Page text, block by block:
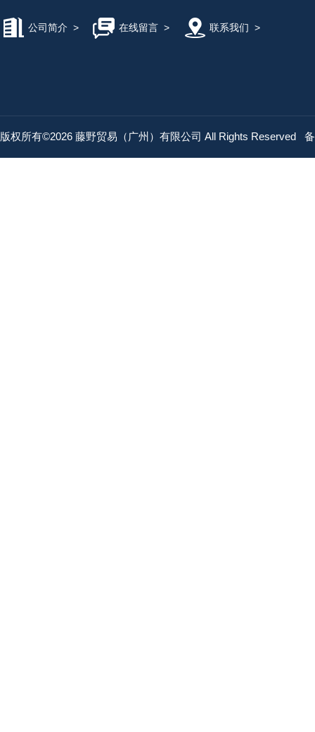
公司简介 > 在线留言> 联系我们 >
版权所有©2026 藤野贸易（广州）有限公司 All Rights Reserved